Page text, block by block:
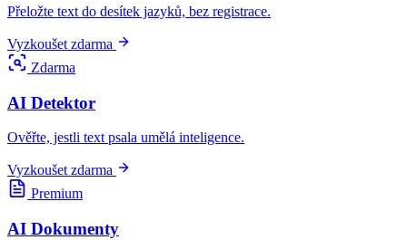
Přeložte text do desítek jazyků, bez registrace.
Vyzkoušet zdarma
Zdarma
AI Detektor
Ověřte, jestli text psala umělá inteligence.
Vyzkoušet zdarma
Premium
AI Dokumenty